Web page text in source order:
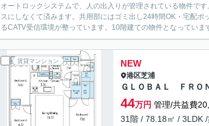
オートロックシステムで、人の出入りが管理されている物件で
スにしなくて済みます。共用部にはゴミ出し24時間OK・宅配
るCATV受信環境が整っています。10階建ての物件となってい
賃貸マンション NEW
港区芝浦
ＧＬＯＢＡＬ ＦＲＯ
44万円 管理/共益費
31階 / 78.18㎡ / 3LDK